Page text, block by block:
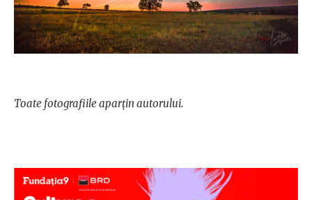
Toate fotografiile aparțin autorului.